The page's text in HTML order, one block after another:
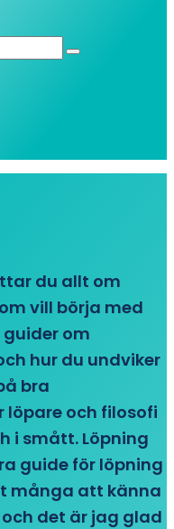
du allt om
vill börja med
om
hur du undviker
bra
löpare och filosofi
i smått. Löpning
guide för löpning
många att känna
det är jag glad